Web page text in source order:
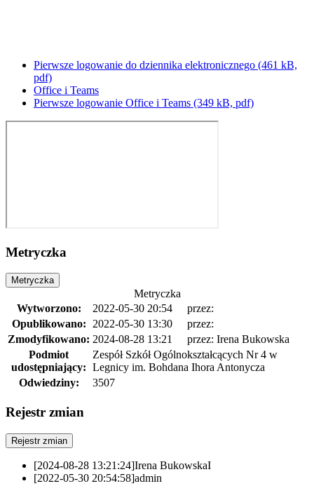
Pierwsze logowanie do dziennika elektronicznego (461 kB,
pdf)
Office i Teams
Pierwsze logowanie Office i Teams (349 kB, pdf)
Metryczka
Metryczka
Metryczka
Wytworzono:
2022-05-30 20:54
przez:
Opublikowano: 2022-05-30 13:30
przez:
Zmodyfikowano: 2024-08-28 13:21
przez: Irena Bukowska
Podmiot
udostępniający:
Zespół Szkół Ogólnokształcących Nr 4 w
Legnicy im. Bohdana Ihora Antonycza
Odwiedziny:
3507
Rejestr zmian
Rejestr zmian
[2024-08-28 13:21:24]Irena BukowskaI
[2022-05-30 20:54:58]admin